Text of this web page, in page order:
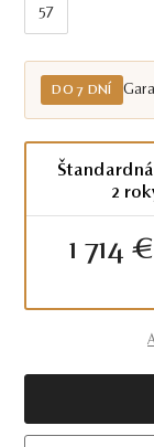
57
DO 7 DNÍ
2
1 714 €